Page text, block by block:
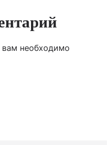
необходимо